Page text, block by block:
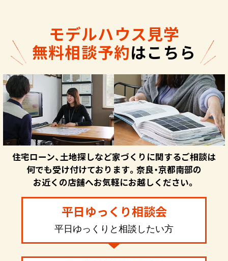
モデルハウス見学
無料相談予約はこちら
住宅ローン、土地探しなど家づくりに関するご相談は
何でも受け付けております。奈良・京都南部の
お近くの店舗へお気軽にお越しください。
平日ゆっくり相談会
平日ゆっくりと相談したい方